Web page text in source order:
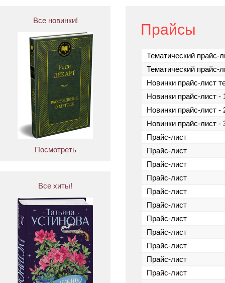
Все новинки!
Посмотреть
Все хиты!
Прайсы
Тематический прайс-
Тематический прайс-
Новинки прайс-лист
Новинки прайс-лист -
Новинки прайс-лист -
Новинки прайс-лист -
Прайс-лист
Прайс-лист
Прайс-лист
Прайс-лист
Прайс-лист
Прайс-лист
Прайс-лист
Прайс-лист
Прайс-лист
Прайс-лист
Прайс-лист